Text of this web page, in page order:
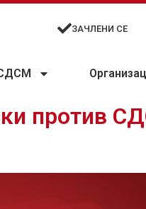
ЗАЧЛЕНИ СЕ
против